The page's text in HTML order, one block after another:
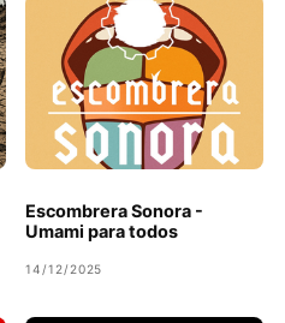
Escombrera Sonora -
Umami para todos
14/12/2025